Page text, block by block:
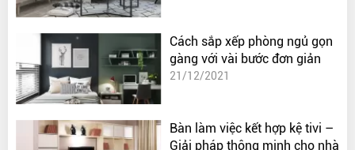
Cách sắp xếp phòng ngủ gọn
gàng với vài bước đơn giản
21/12/2021
Bàn làm việc kết hợp kệ tivi –
Giải pháp thông minh cho nhà